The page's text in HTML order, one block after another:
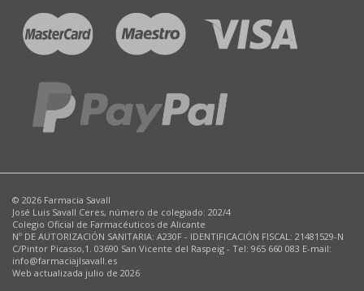
© 2026 Farmacia Savall
José Luis Savall Ceres, número de colegiado: 202/4
Colegio Oficial de Farmacéuticos de Alicante
Nº DE AUTORIZACIÓN SANITARIA: A230F - IDENTIFICACIÓN FISCAL: 21481529-N
C/Pintor Picasso,1. 03690 San Vicente del Raspeig - Tel: 965 660 083 E-mail:
info@farmaciajlsavall.es
Web actualizada julio de 2026